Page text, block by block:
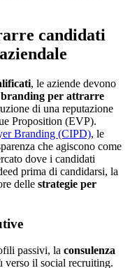
candidati
, le aziende devono
per attrarre
di una reputazione
Proposition (EVP).
Branding (CIPD), le
che agiscono come
dove i candidati
prima di candidarsi, la
delle strategie per
passivi, la consulenza
verso il social recruiting.